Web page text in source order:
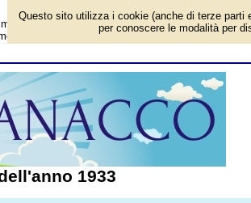
in Italia e all'estero, chi è nato, gli eventi
Per conoscere tutto sul 1933 (93 anni fa).
1933
Questo sito utilizza i cookie (anche di terze parti
per conoscere le modalità per